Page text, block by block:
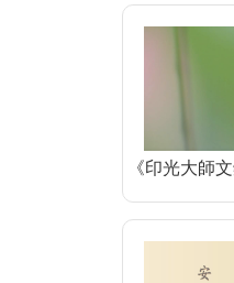
《印光大師